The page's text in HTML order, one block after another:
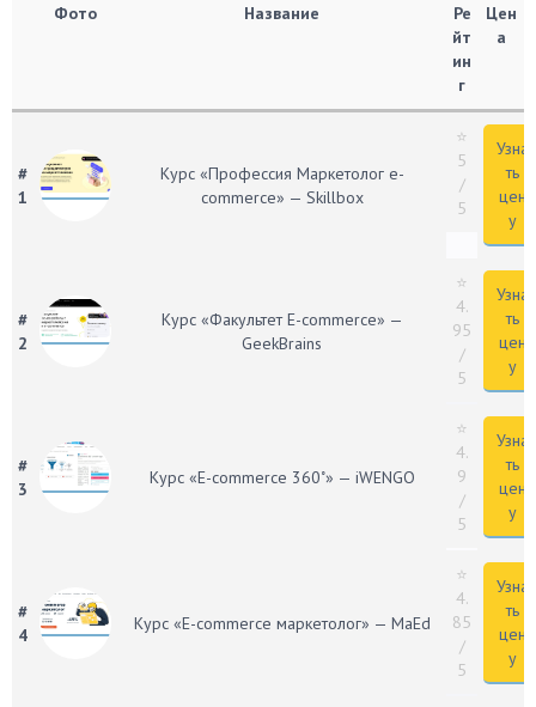
Фото Название
Ре
йт
ин
г
Цен
а
#
1
Курс «Профессия Маркетолог e-
commerce» — Skillbox
⭐
5
/
5
Узна
ть
цен
у
#
2
Курс «Факультет E-commerce» —
GeekBrains
⭐
4.
95
/
5
Узна
ть
цен
у
#
3
Курс «E-commerce 360˚» — iWENGO
⭐
4.
9
/
5
Узна
ть
цен
у
#
4
Курс «E-commerce маркетолог» — MaEd
⭐
4.
85
/
5
Узна
ть
цен
у